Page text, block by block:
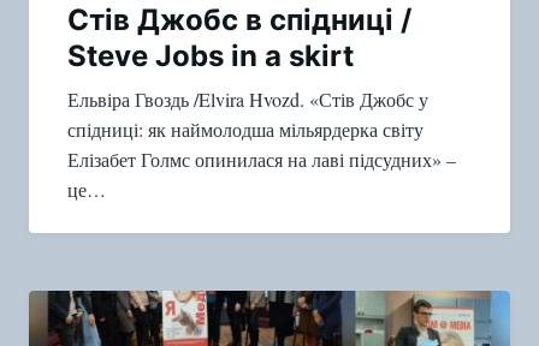
Стів Джобс в спідниці /
Steve Jobs in a skirt
Ельвіра Гвоздь /Elvira Hvozd. «Стів Джобс у
спідниці: як наймолодша мільярдерка світу
Елізабет Голмс опинилася на лаві підсудних» –
це…